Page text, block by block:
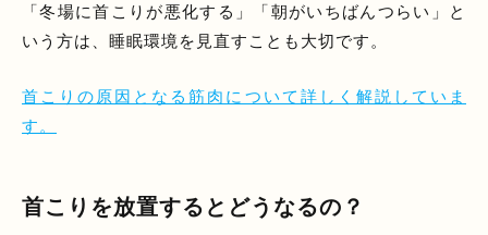
「冬場に首こりが悪化する」「朝がいちばんつらい」と
いう方は、睡眠環境を見直すことも大切です。
首こりの原因となる筋肉について詳しく解説していま
す。
首こりを放置するとどうなるの？